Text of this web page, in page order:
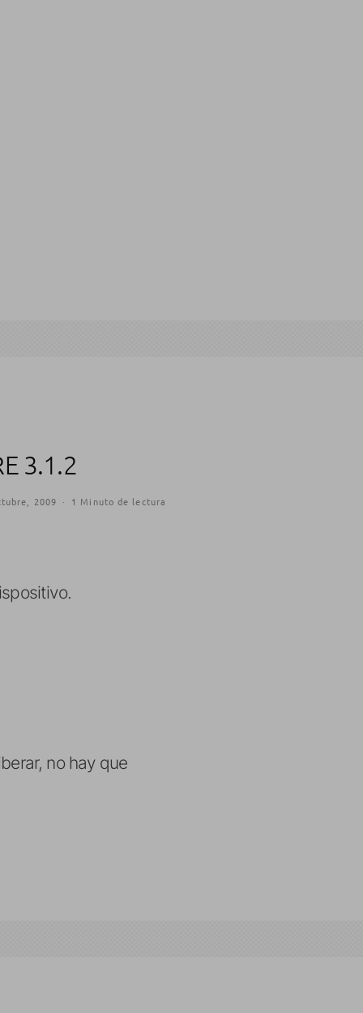
3.1.2
2009 · 1 Minuto de lectura
no hay que